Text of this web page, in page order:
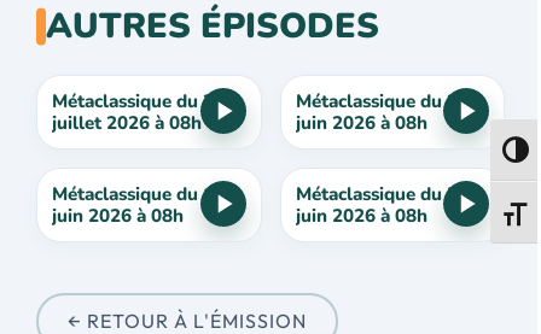
AUTRES ÉPISODES
Métaclassique du 3
juillet 2026 à 08h
Métaclassique du 26
juin 2026 à 08h
Métaclassique du 12
juin 2026 à 08h
Métaclassique du 5
juin 2026 à 08h
← RETOUR À L'ÉMISSION